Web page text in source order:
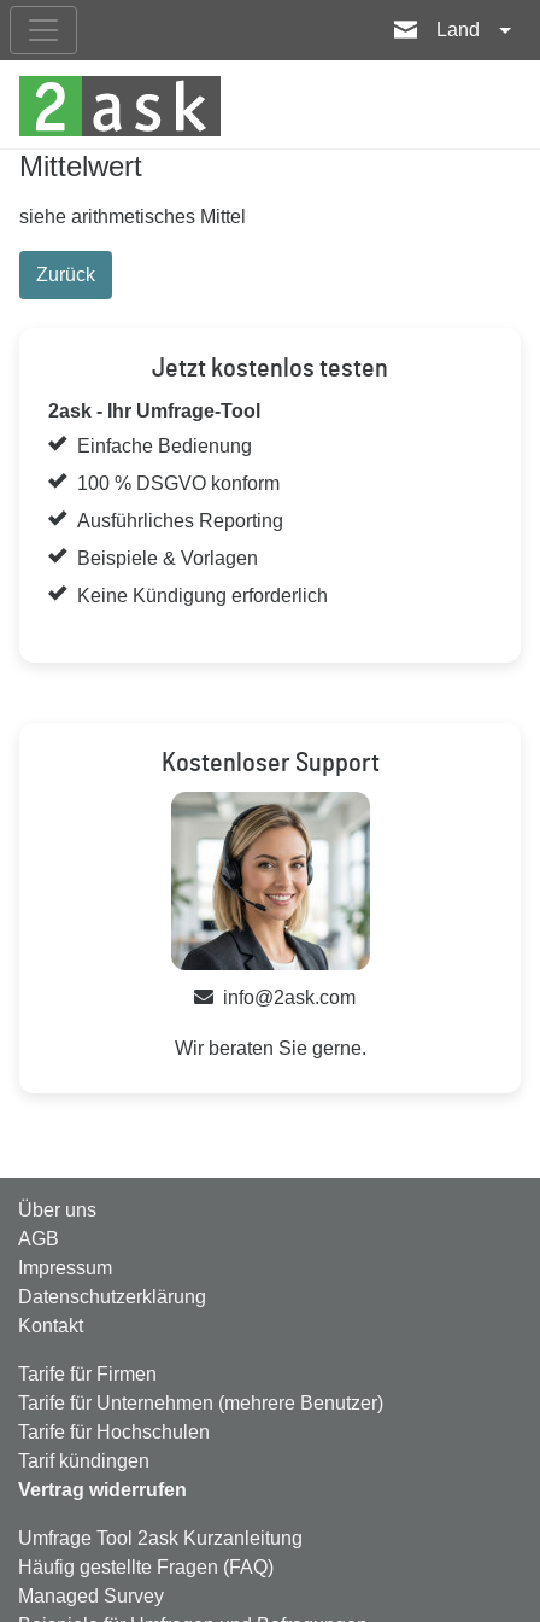
Land
Mittelwert
siehe arithmetisches Mittel
Zurück
Jetzt kostenlos testen
2ask - Ihr Umfrage-Tool
Einfache Bedienung
100 % DSGVO konform
Ausführliches Reporting
Beispiele & Vorlagen
Keine Kündigung erforderlich
Kostenloser Support
info@2ask.com
Wir beraten Sie gerne.
Über uns
AGB
Impressum
Datenschutzerklärung
Kontakt
Tarife für Firmen
Tarife für Unternehmen (mehrere Benutzer)
Tarife für Hochschulen
Tarif kündingen
Vertrag widerrufen
Umfrage Tool 2ask Kurzanleitung
Häufig gestellte Fragen (FAQ)
Managed Survey